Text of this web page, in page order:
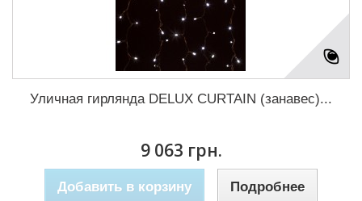
Уличная гирлянда DELUX CURTAIN (занавес)...
9 063 грн.
Добавить в корзину Подробнее